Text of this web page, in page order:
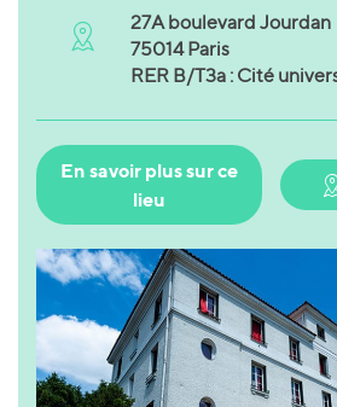
27A boulevard Jourdan
75014 Paris
RER B/T3a : Cité
En savoir plus sur ce
lieu